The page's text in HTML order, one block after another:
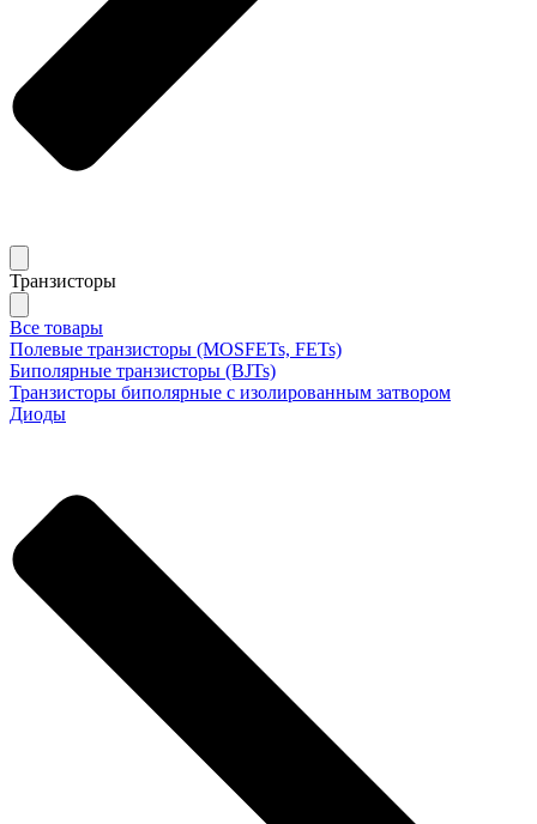
Транзисторы
Все товары
Полевые транзисторы (MOSFETs, FETs)
Биполярные транзисторы (BJTs)
Транзисторы биполярные с изолированным затвором
Диоды